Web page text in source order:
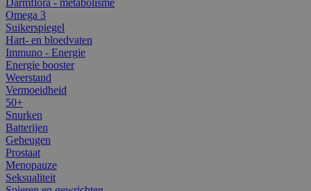
Omega 3
Suikerspiegel
Hart- en bloedvaten
Immuno - Energie
Energie booster
Weerstand
Vermoeidheid
50+
Snurken
Batterijen
Geheugen
Prostaat
Menopauze
Seksualiteit